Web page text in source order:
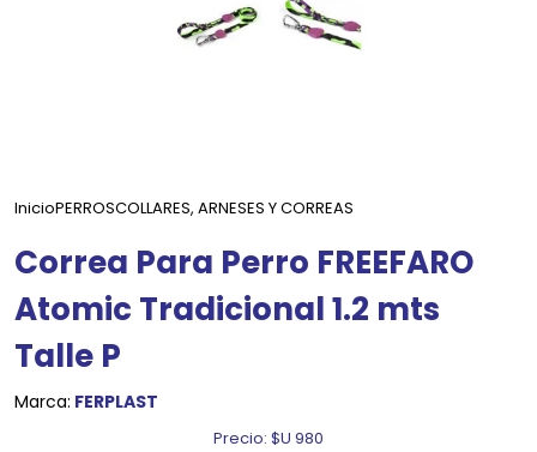
InicioPERROSCOLLARES, ARNESES Y CORREAS
Correa Para Perro FREEFARO
Atomic Tradicional 1.2 mts
Talle P
Marca: FERPLAST
Precio: $U 980